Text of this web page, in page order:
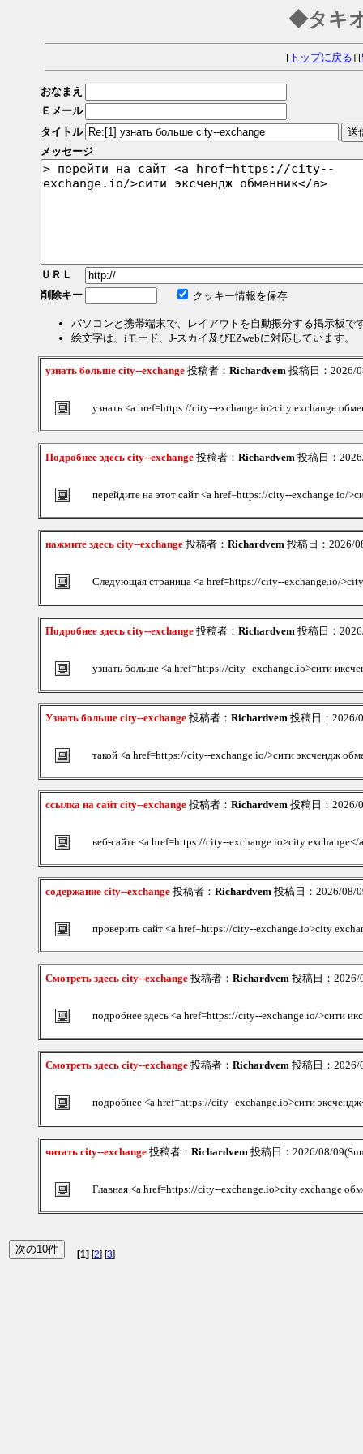
◆タキ
[トップに戻る] [
おなまえ
Ｅメール
タイトル
メッセージ
ＵＲＬ
削除キー
クッキー情報を保存
パソコンと携帯端末で、レイアウトを自動振分する掲示板で
絵文字は、iモード、J-スカイ及びEZwebに対応しています。
узнать больше city--exchange 投稿者： Richardvem 投稿日：2026/
узнать <a href=https://city--exchange.io>city exchange
Подробнее здесь city--exchange 投稿者： Richardvem 投稿日：
перейдите на этот сайт <a href=https://city--exchange.io/
нажмите здесь city--exchange 投稿者： Richardvem 投稿日：2026/
Следующая страница <a href=https://city--exchange.io/
Подробнее здесь city--exchange 投稿者： Richardvem 投稿日：
узнать больше <a href=https://city--exchange.io>сити
Узнать больше city--exchange 投稿者： Richardvem 投稿日：2026/
такой <a href=https://city--exchange.io/>сити эксчендж
ссылка на сайт city--exchange 投稿者： Richardvem 投稿日：2026/
веб-сайте <a href=https://city--exchange.io>city exchange</
содержание city--exchange 投稿者： Richardvem 投稿日：2026/08/
проверить сайт <a href=https://city--exchange.io>city
Смотреть здесь city--exchange 投稿者： Richardvem 投稿日：
подробнее здесь <a href=https://city--exchange.io/>сити
Смотреть здесь city--exchange 投稿者： Richardvem 投稿日：
подробнее <a href=https://city--exchange.io>сити
читать city--exchange 投稿者： Richardvem 投稿日：2026/08/
Главная <a href=https://city--exchange.io>city exchange
[1] [2] [3]